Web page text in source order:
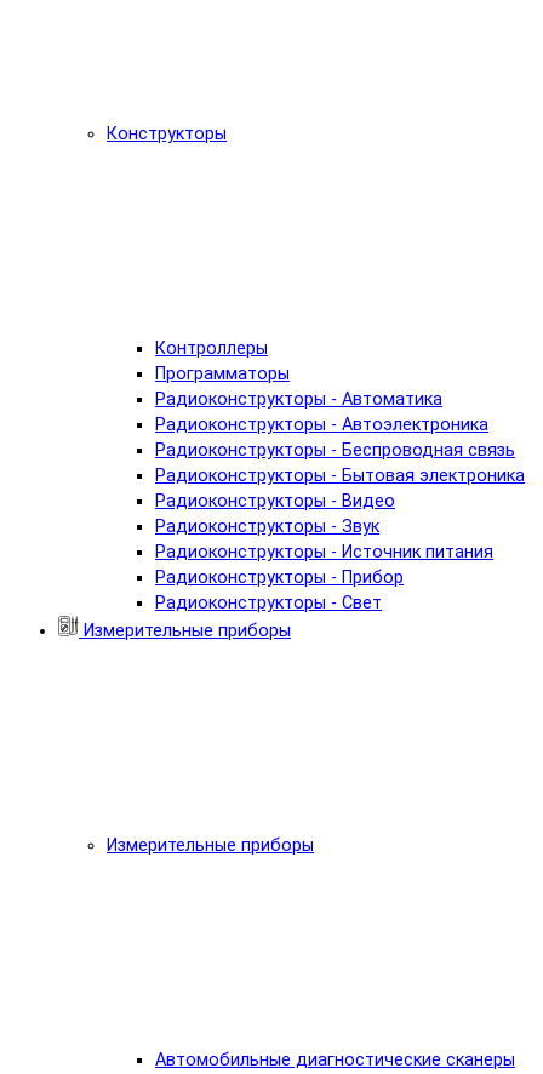
Конструкторы
Контроллеры
Программаторы
Радиоконструкторы - Автоматика
Радиоконструкторы - Автоэлектроника
Радиоконструкторы - Беспроводная связь
Радиоконструкторы - Бытовая электроника
Радиоконструкторы - Видео
Радиоконструкторы - Звук
Радиоконструкторы - Источник питания
Радиоконструкторы - Прибор
Радиоконструкторы - Свет
Измерительные приборы
Измерительные приборы
Автомобильные диагностические сканеры